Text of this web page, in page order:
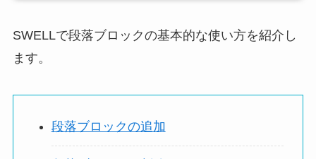
SWELLで段落ブロックの基本的な使い方を紹介し
ます。
段落ブロックの追加